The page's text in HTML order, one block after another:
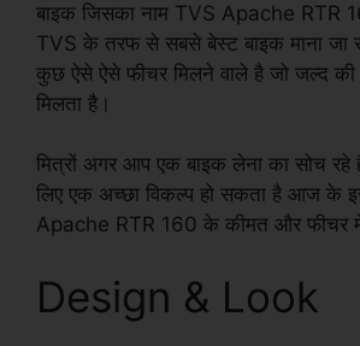
बाइक जिसका नाम TVS Apache RTR
TVS के तरफ से सबसे बेस्ट बाइक माना जा
कुछ ऐसे ऐसे फीचर मिलने वाले है जो जल्द की
मिलता है।
मित्रों अगर आप एक बाइक लेना का सोच रहे
लिए एक अच्छा विकल्प हो सकता है आज के
Apache RTR 160 के कीमत और फीचर
Design & Look